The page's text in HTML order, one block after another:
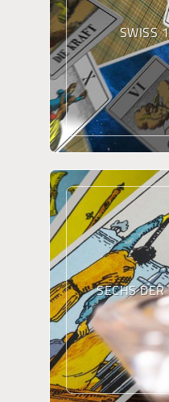
SWISS
SECHS